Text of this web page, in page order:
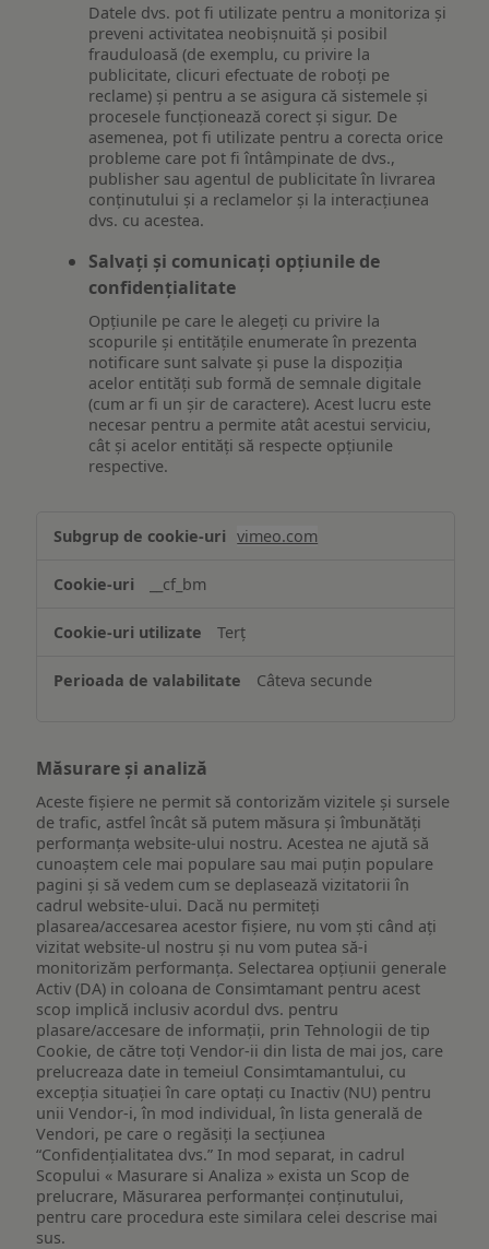
Datele dvs. pot fi utilizate pentru a monitoriza și
preveni activitatea neobișnuită și posibil
frauduloasă (de exemplu, cu privire la
publicitate, clicuri efectuate de roboți pe
reclame) și pentru a se asigura că sistemele și
procesele funcționează corect și sigur. De
asemenea, pot fi utilizate pentru a corecta orice
probleme care pot fi întâmpinate de dvs.,
publisher sau agentul de publicitate în livrarea
conținutului și a reclamelor și la interacțiunea
dvs. cu acestea.
Salvați și comunicați opțiunile de
confidențialitate
Opțiunile pe care le alegeți cu privire la
scopurile și entitățile enumerate în prezenta
notificare sunt salvate și puse la dispoziția
acelor entități sub formă de semnale digitale
(cum ar fi un șir de caractere). Acest lucru este
necesar pentru a permite atât acestui serviciu,
cât și acelor entități să respecte opțiunile
respective.
Asigurarea
funcționalităților
website-
ului
vimeo.com
__cf_bm
Terț
Câteva secunde
Măsurare și analiză
Aceste fișiere ne permit să contorizăm vizitele și sursele
de trafic, astfel încât să putem măsura și îmbunătăți
performanța website-ului nostru. Acestea ne ajută să
cunoaștem cele mai populare sau mai puțin populare
pagini și să vedem cum se deplasează vizitatorii în
cadrul website-ului. Dacă nu permiteți
plasarea/accesarea acestor fișiere, nu vom ști când ați
vizitat website-ul nostru și nu vom putea să-i
monitorizăm performanța. Selectarea opțiunii generale
Activ (DA) in coloana de Consimtamant pentru acest
scop implică inclusiv acordul dvs. pentru
plasare/accesare de informații, prin Tehnologii de tip
Cookie, de către toți Vendor-ii din lista de mai jos, care
prelucreaza date in temeiul Consimtamantului, cu
excepția situației în care optați cu Inactiv (NU) pentru
unii Vendor-i, în mod individual, în lista generală de
Vendori, pe care o regăsiți la secțiunea
“Confidențialitatea dvs.” In mod separat, in cadrul
Scopului « Masurare si Analiza » exista un Scop de
prelucrare, Măsurarea performanței conținutului,
pentru care procedura este similara celei descrise mai
sus.